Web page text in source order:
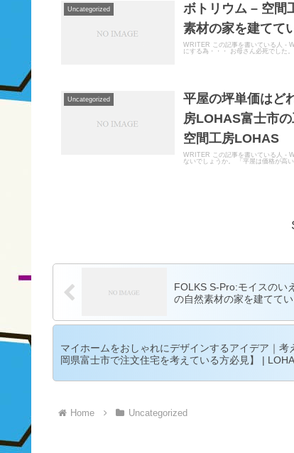
Uncategorized
ボトリウム – 空間
素材の家を建てて
WRITER この記事を書いている人 -
にする為・・・ お母さん必死でした
Uncategorized
平屋の坪単価はど
房LOHAS富士市
空間工房LOHAS
WRITER この記事を書いている人 -
ないでしょうか。 「平屋は価格が高
FOLKS S-Pro:モイスのい
の自然素材の家を建てて
マイホームをおしゃれにデザインするアイデア｜
岡県富士市で注文住宅を考えている方必見】 |
Home Uncategorized